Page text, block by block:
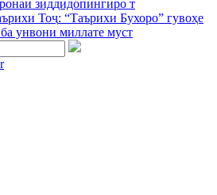
зиддидопингиро т
Тоҷ: “Таърихи Бухоро” гувоҳе
унвони миллате муст